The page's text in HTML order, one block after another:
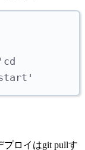
' cd
'
ロイはgit pullす